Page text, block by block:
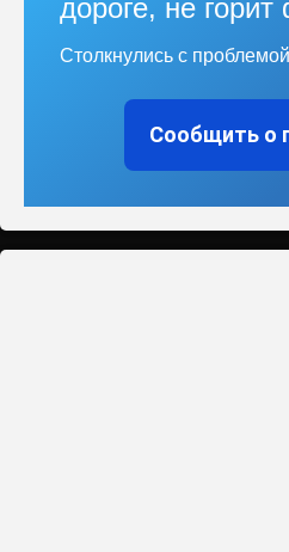
дороге, не
Столкнулись с
Сообщить о